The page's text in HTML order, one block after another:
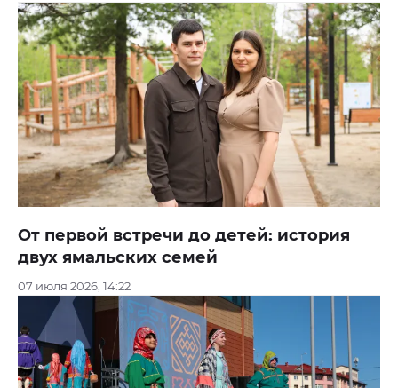
От первой встречи до детей: история
двух ямальских семей
07 июля 2026, 14:22